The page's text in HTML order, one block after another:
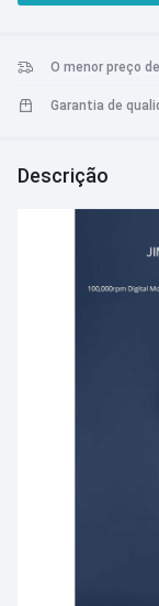
enrolamento 9. A
O menor preço
Garantia de
Descrição